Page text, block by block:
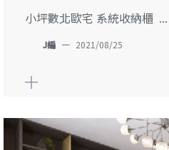
小坪數北歐宅 系統收納櫃 ...
J編 — 2021/08/25